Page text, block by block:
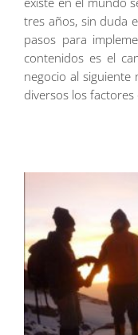
tres años, sin duda
pasos para
contenidos es el
negocio al
diversos los